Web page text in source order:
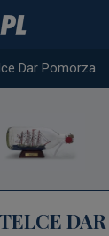
Dar Pomorza